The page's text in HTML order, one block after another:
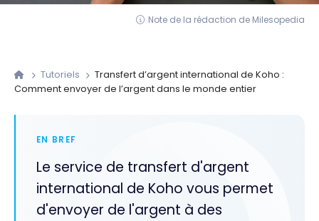
Note de la rédaction de Milesopedia
Tutoriels
Transfert d’argent international de Koho :
Comment envoyer de l’argent dans le monde entier
EN BREF
Le service de transfert d'argent
international de Koho vous permet
d'envoyer de l'argent à des